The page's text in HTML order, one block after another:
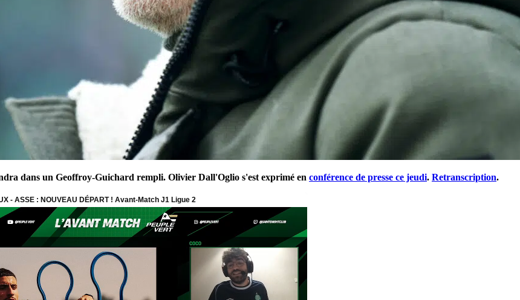
dans un Geoffroy-Guichard rempli. Olivier Dall'Oglio s'est exprimé en conférence de presse ce jeudi. Retranscription.